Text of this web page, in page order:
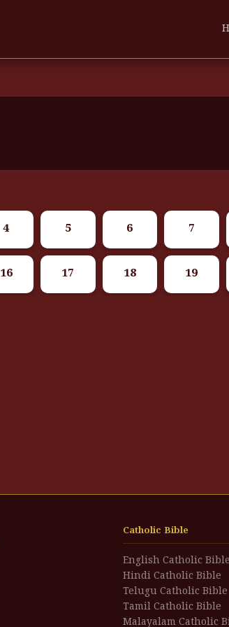
4 5 6 7
16 17 18 19
Catholic Bible
English Catholic Bible
Hindi Catholic Bible
Telugu Catholic Bible
Tamil Catholic Bible
Malayalam Catholic